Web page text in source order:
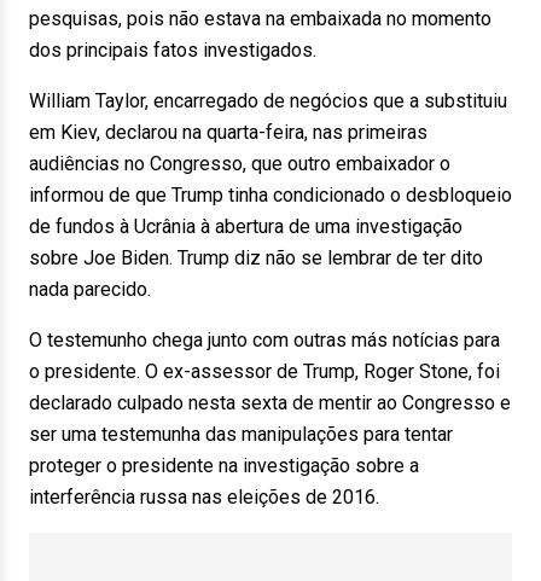
pesquisas, pois não estava na embaixada no momento
dos principais fatos investigados.
William Taylor, encarregado de negócios que a substituiu
em Kiev, declarou na quarta-feira, nas primeiras
audiências no Congresso, que outro embaixador o
informou de que Trump tinha condicionado o desbloqueio
de fundos à Ucrânia à abertura de uma investigação
sobre Joe Biden. Trump diz não se lembrar de ter dito
nada parecido.
O testemunho chega junto com outras más notícias para
o presidente. O ex-assessor de Trump, Roger Stone, foi
declarado culpado nesta sexta de mentir ao Congresso e
ser uma testemunha das manipulações para tentar
proteger o presidente na investigação sobre a
interferência russa nas eleições de 2016.